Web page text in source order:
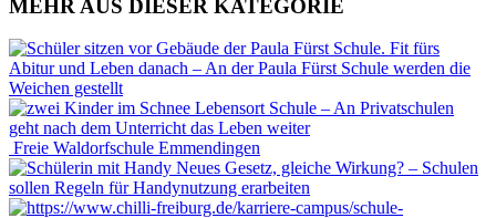
MEHR AUS DIESER KATEGORIE
Fit fürs
Abitur und Leben danach – An der Paula Fürst Schule werden die
Weichen gestellt
Lebensort Schule – An Privatschulen
geht nach dem Unterricht das Leben weiter
Freie Waldorfschule Emmendingen
Neues Gesetz, gleiche Wirkung? – Schulen
sollen Regeln für Handynutzung erarbeiten